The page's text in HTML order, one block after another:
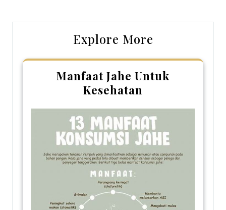
Explore More
Manfaat Jahe Untuk
Kesehatan